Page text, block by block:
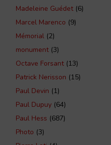
Madeleine Guédet(6)
Marcel Marenco (9)
Mémorial (2)
monument(3)
Octave Forsant(13)
Patrick Nerisson (15)
Paul Devin (1)
Paul Dupuy (64)
Paul Hess (687)
Photo (3)